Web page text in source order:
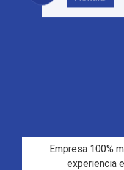
Empresa 100%
experiencia